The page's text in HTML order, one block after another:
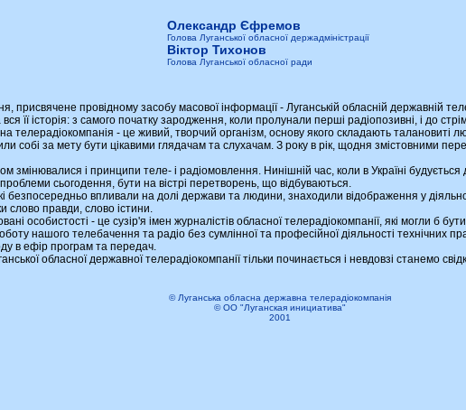
Олександр Єфремов
Голова Луганської обласної держадміністрації
Віктор Тихонов
Голова Луганської обласної ради
провідному засобу масової інформації - Луганській обласній державній
її історія: з самого початку зародження, коли пролунали перші радіопозивні, і до
телерадіокомпанія - це живий, творчий організм, основу якого складають талановиті
собі за мету бути цікавими глядачам та слухачам. З року в рік, щодня змістовними
і принципи теле- і радіомовлення. Нинішній час, коли в Україні будується
сьогодення, бути на вістрі перетворень, що відбуваються.
безпосередньо впливали на долі держави та людини, знаходили відображення у
слово правди, слово істини.
особистості - це сузір'я імен журналістів обласної телерадіокомпанії, які могли б
нашого телебачення та радіо без сумлінної та професійної діяльності технічних
в ефір програм та передач.
обласної державної телерадіокомпанії тільки починається і невдовзі станемо
© Луганська обласна державна телерадіокомпанія
© ОО "Луганская инициатива"
2001